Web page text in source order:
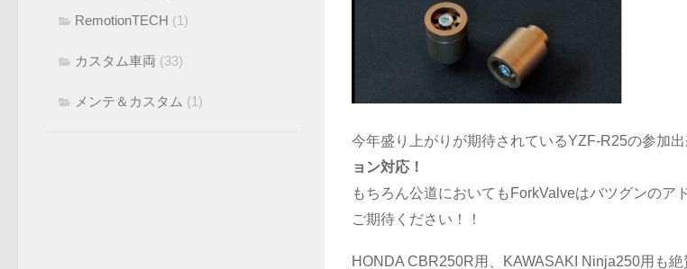
今年盛り上がりが期待されているYZF-R25の参加出
ョン対応！
もちろん公道においてもForkValveはバツグンのア
ご期待ください！！
HONDA CBR250R用、KAWASAKI Ninja250用も絶
RemotionTECH (1)
カスタム車両 (33)
メンテ＆カスタム (1)